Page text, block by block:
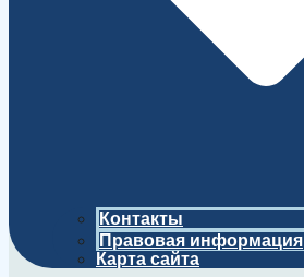
Контакты
Правовая информация
Карта сайта